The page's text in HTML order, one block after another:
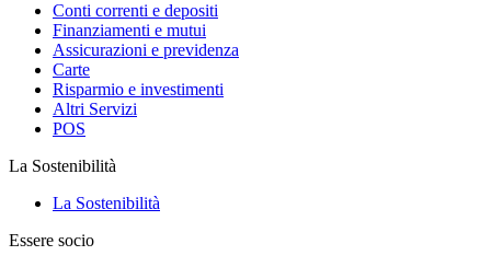
Conti correnti e depositi
Finanziamenti e mutui
Assicurazioni e previdenza
Carte
Risparmio e investimenti
Altri Servizi
POS
La Sostenibilità
La Sostenibilità
Essere socio